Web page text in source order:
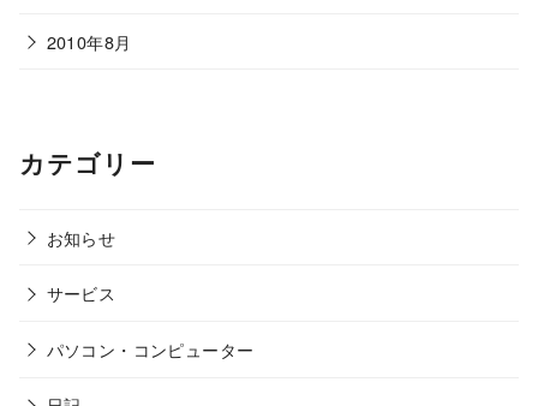
2010年8月
カテゴリー
お知らせ
サービス
パソコン・コンピューター